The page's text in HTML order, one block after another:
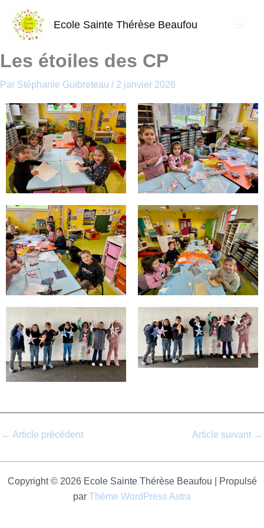
contenu
Ecole Sainte Thérèse Beaufou
Les étoiles des CP
Par Stéphanie Guibreteau / 2 janvier 2026
← Article précédent Article suivant →
Copyright © 2026 Ecole Sainte Thérèse Beaufou | Propulsé
par Thème WordPress Astra